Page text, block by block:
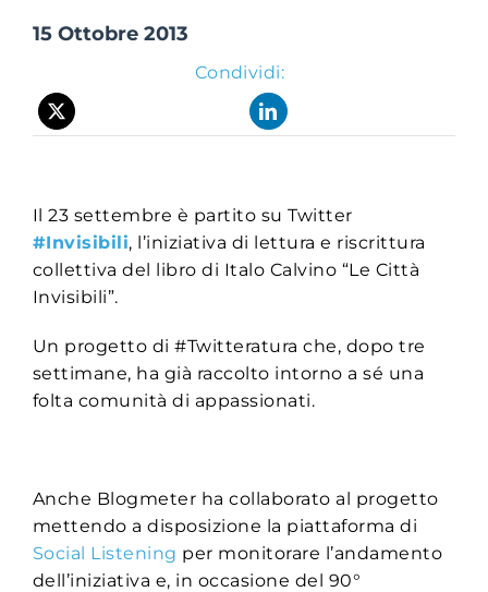
15 Ottobre 2013
Condividi:
Il 23 settembre è partito su Twitter
#Invisibili, l’iniziativa di lettura e riscrittura
collettiva del libro di Italo Calvino “Le Città
Invisibili”.
Un progetto di #Twitteratura che, dopo tre
settimane, ha già raccolto intorno a sé una
folta comunità di appassionati.
Anche Blogmeter ha collaborato al progetto
mettendo a disposizione la piattaforma di
Social Listening per monitorare l’andamento
dell’iniziativa e, in occasione del 90°